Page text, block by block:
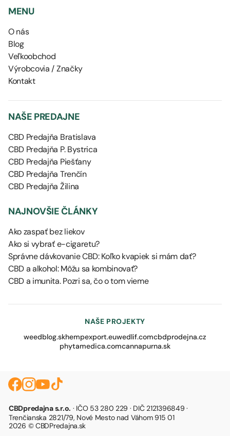
MENU
O nás
Blog
Veľkoobchod
Výrobcovia / Značky
Kontakt
NAŠE PREDAJNE
CBD Predajňa Bratislava
CBD Predajňa P. Bystrica
CBD Predajňa Piešťany
CBD Predajňa Trenčín
CBD Predajňa Žilina
NAJNOVŠIE ČLÁNKY
Ako zaspať bez liekov
Ako si vybrať e-cigaretu?
Správne dávkovanie CBD: Koľko kvapiek si mám dať?
CBD a alkohol: Môžu sa kombinovať?
CBD a imunita. Pozri sa, čo o tom vieme
NAŠE PROJEKTY
weedblog.skhempexport.euwedlif.comcbdprodejna.cz
phytamedica.comcannapurna.sk
CBDpredajna s.r.o. · IČO 53 280 229 · DIČ 2121396849 ·
Trenčianska 2821/79, Nové Mesto nad Váhom 915 01
2026 © CBDPredajna.sk